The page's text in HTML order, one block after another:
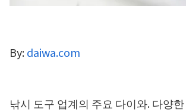
By:daiwa.com
낚시 도구 업계의 주요 다이와. 다양